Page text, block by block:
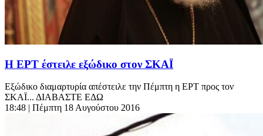
Η ΕΡΤ έστειλε εξώδικο στον ΣΚΑΪ
Εξώδικο διαμαρτυρία απέστειλε την Πέμπτη η ΕΡΤ προς τον
ΣΚΑΪ... ΔΙΑΒΑΣΤΕ ΕΔΩ
18:48 | Πέμπτη 18 Αυγούστου 2016